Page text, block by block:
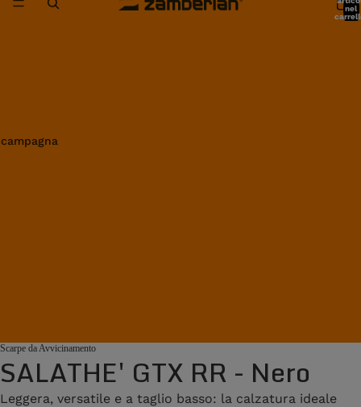
nel
Scarpe da Avvicinamento
SALATHE' GTX RR - Nero
Leggera, versatile e a taglio basso: la calzatura ideale